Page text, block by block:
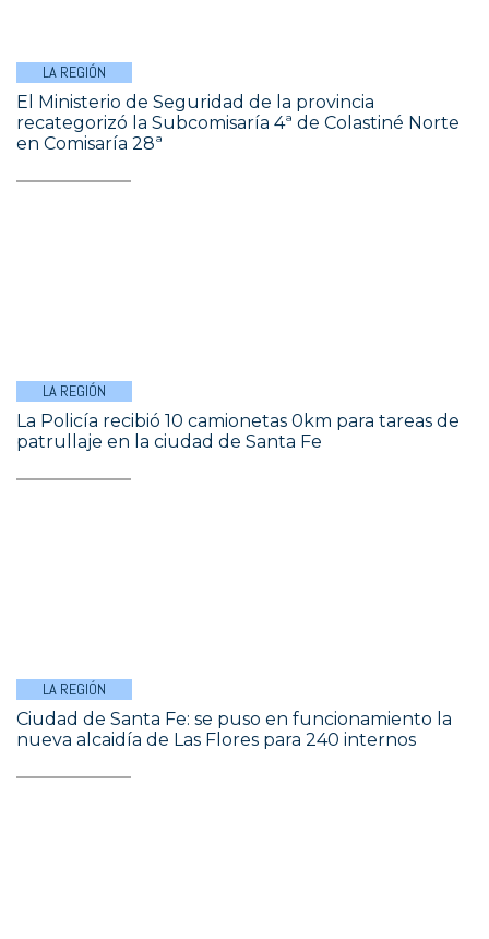
LA REGIÓN
El Ministerio de Seguridad de la provincia
recategorizó la Subcomisaría 4ª de Colastiné Norte
en Comisaría 28ª
LA REGIÓN
La Policía recibió 10 camionetas 0km para tareas de
patrullaje en la ciudad de Santa Fe
LA REGIÓN
Ciudad de Santa Fe: se puso en funcionamiento la
nueva alcaidía de Las Flores para 240 internos